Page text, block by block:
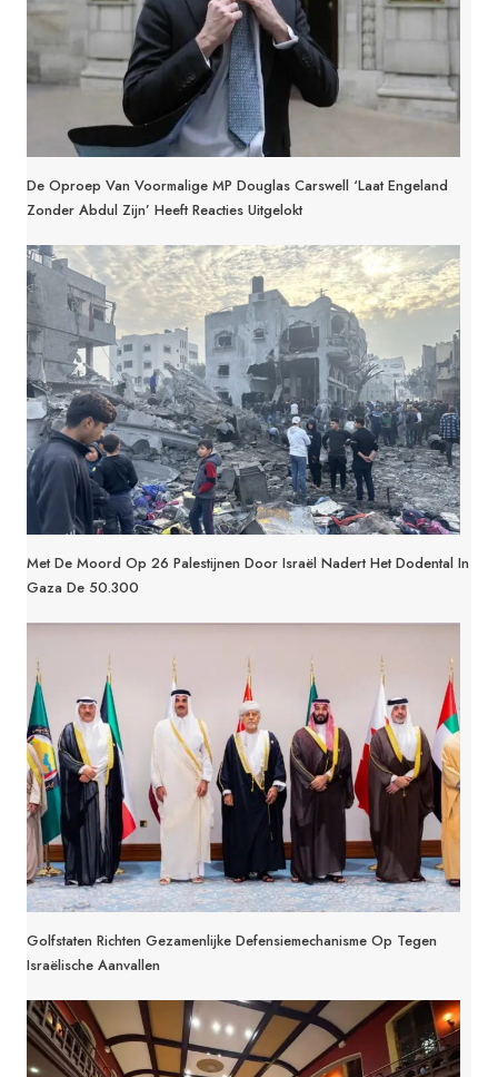
De Oproep Van Voormalige MP Douglas Carswell ‘Laat Engeland
Zonder Abdul Zijn’ Heeft Reacties Uitgelokt
Met De Moord Op 26 Palestijnen Door Israël Nadert Het Dodental In
Gaza De 50.300
Golfstaten Richten Gezamenlijke Defensiemechanisme Op Tegen
Israëlische Aanvallen